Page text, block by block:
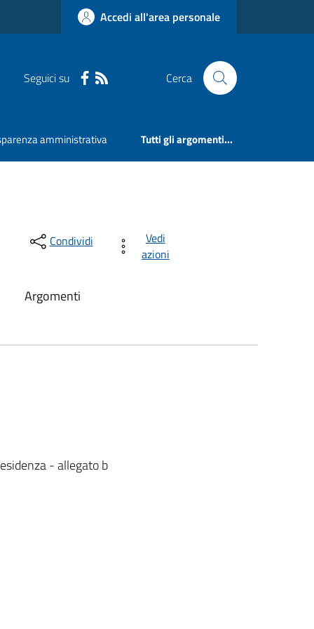
Accedi all'area personale
Seguici su Cerca
amministrativa Tutti gli argomenti...
Condividi
Vedi
azioni
Argomenti
- allegato b